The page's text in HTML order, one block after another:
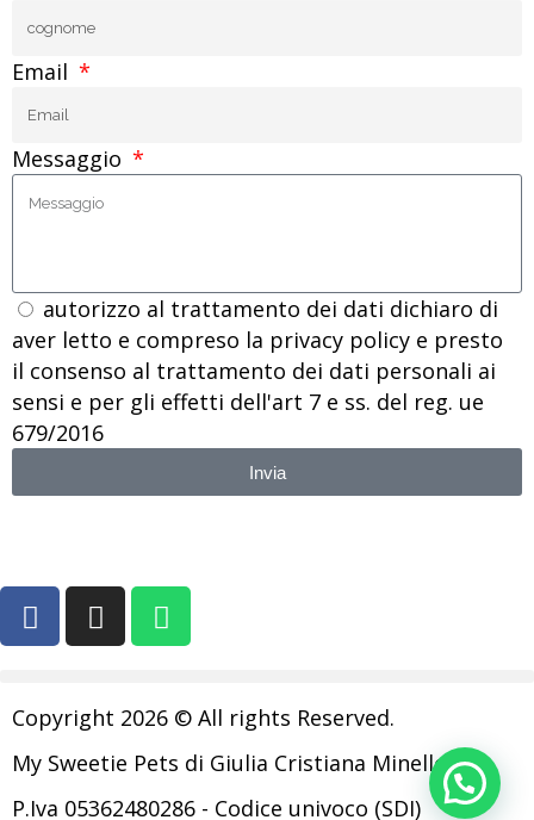
Email
Messaggio
autorizzo al trattamento dei dati dichiaro di
aver letto e compreso la privacy policy e presto
il consenso al trattamento dei dati personali ai
sensi e per gli effetti dell'art 7 e ss. del reg. ue
679/2016
Invia
Copyright 2026 © All rights Reserved.
My Sweetie Pets di Giulia Cristiana Minelle
P.Iva 05362480286 - Codice univoco (SDI)